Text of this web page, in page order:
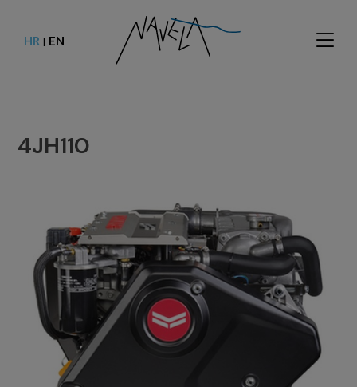
HR | EN
4JH110